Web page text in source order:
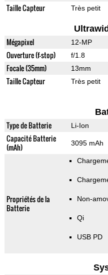
Taille Capteur
Très petit
Mégapixel 12-MP
Ouverture (f-stop) f/1.8
Focale (35mm) 13mm
Taille Capteur Très petit
Type de Batterie Li-Ion
Capacité Batterie
(mAh)
3095 mAh
Propriétés de la
Batterie
Non-
Qi
USB PD